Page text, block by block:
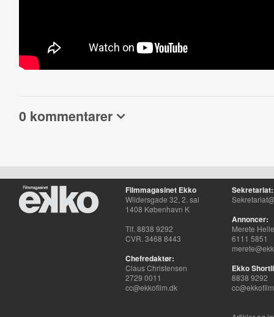
0 kommentarer
Filmmagasinet Ekko
Wildersgade 32, 2. sal
1408 København K
Tlf. 8838 9292
CVR. 3468 8443
Chefredaktør:
Claus Christensen
2729 0011
cc@ekkofilm.dk
Sekretariat:
Annoncer:
Merete
6111 5851
Ekko
8838 9292